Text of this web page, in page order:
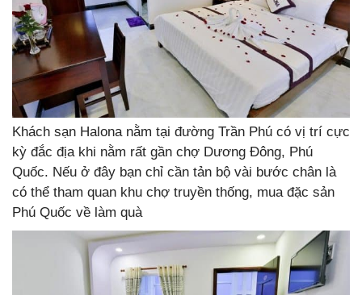
Khách sạn Halona nằm tại đường Trần Phú có vị trí cực
kỳ đắc địa khi nằm rất gần chợ Dương Đông, Phú
Quốc. Nếu ở đây bạn chỉ cần tản bộ vài bước chân là
có thể tham quan khu chợ truyền thống, mua đặc sản
Phú Quốc về làm quà